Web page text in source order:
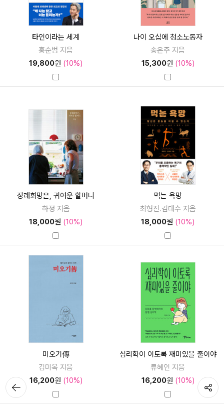
타인이라는 세계
홍순범 지음
19,800원 (10%)
나이 오십에 청소노동자
송은주 지음
15,300원 (10%)
장래희망은, 귀여운 할머니
하정 지음
18,000원 (10%)
먹는 욕망
최형진.김대수 지음
18,000원 (10%)
미오기傳
김미옥 지음
16,200원 (10%)
심리학이 이토록 재미있을 줄이야
류혜인 지음
16,200원 (10%)
뒤로가
기